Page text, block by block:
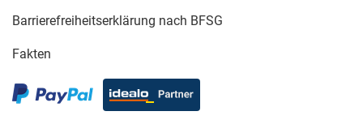
Barrierefreiheitserklärung nach BFSG
Fakten